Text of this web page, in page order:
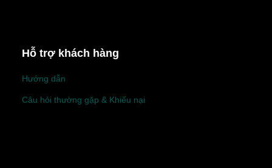
Hỗ trợ khách hàng
Hướng dẫn
Câu hỏi thường gặp & Khiếu nại